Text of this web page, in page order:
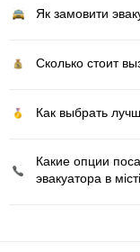
Як замовити
Сколько стоит
Как выбрать
Какие опции
эвакуатора в